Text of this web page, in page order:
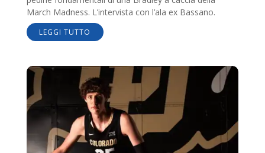
March Madness. L’intervista con l’ala ex Bassano.
LEGGI TUTTO